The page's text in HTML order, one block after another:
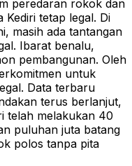
peredaran rokok dan
Kediri tetap legal. Di
masih ada tantangan
Ibarat benalu,
pembangunan. Oleh
untuk
Data terbaru
terus berlanjut,
telah melakukan 40
puluhan juta batang
polos tanpa pita